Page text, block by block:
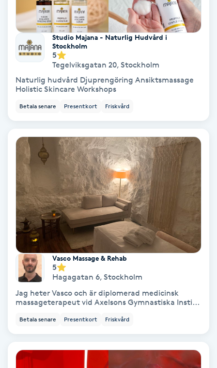
Regndroppsmassage
Reiki
Reikihealing
Reiki massage
Rosacea
Rosenmetoden
Ryggmassage
Samtalsterapi
Senioryoga
Shiatsu
Singelfransar
Studio Majana - Naturlig Hudvård i
Stockholm
5
Tegelviksgatan 20, Stockholm
Naturlig hudvård Djuprengöring Ansiktsmassage
Holistic Skincare Workshops
Betala senare Presentkort Friskvård
Vasco Massage & Rehab
5
Hagagatan 6, Stockholm
Jag heter Vasco och är diplomerad medicinsk
massageterapeut vid Axelsons Gymnastiska Insti...
Betala senare Presentkort Friskvård